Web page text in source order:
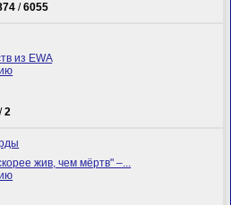
/6055
из EWA
/2
жив, чем мёртв" –...